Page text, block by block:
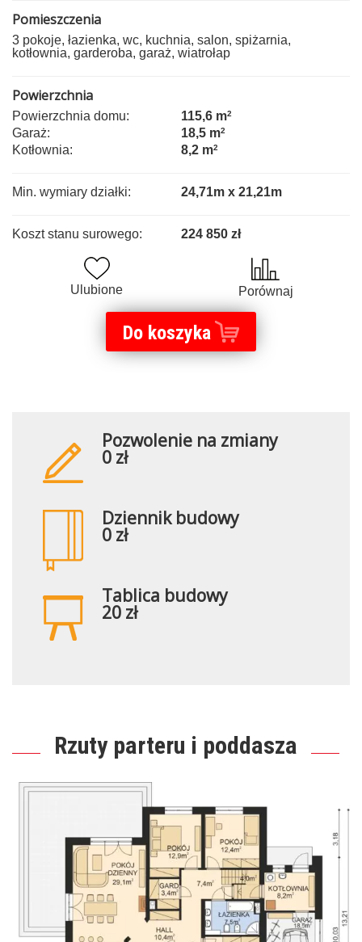
Pomieszczenia
3 pokoje, łazienka, wc, kuchnia, salon, spiżarnia,
kotłownia, garderoba, garaż, wiatrołap
Powierzchnia
Powierzchnia domu: 115,6 m2
Garaż: 18,5 m2
Kotłownia: 8,2 m2
Min. wymiary działki: 24,71m x 21,21m
Koszt stanu surowego: 224 850 zł
Do koszyka
Ulubione Porównaj
Pozwolenie na zmiany
0 zł
Dziennik budowy
0 zł
Tablica budowy
20 zł
Rzuty parteru i poddasza